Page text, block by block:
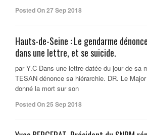
Posted On 27 Sep 2018
Hauts-de-Seine : Le gendarme
dans une lettre, et se suicide.
par Y.C Dans une lettre datée du jour de sa
TESAN dénonce sa hiérarchie. DR. Le
donné la mort sur son
Posted On 25 Sep 2018